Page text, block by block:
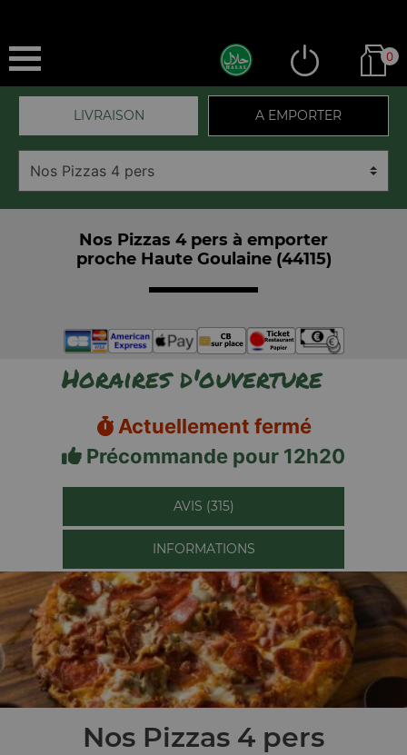
0
LIVRAISON A EMPORTER
Nos Pizzas 4 pers à emporter
proche Haute Goulaine (44115)
Horaires d'ouverture
Actuellement fermé
Précommande pour 12h20
AVIS (315)
INFORMATIONS
Nos Pizzas 4 pers